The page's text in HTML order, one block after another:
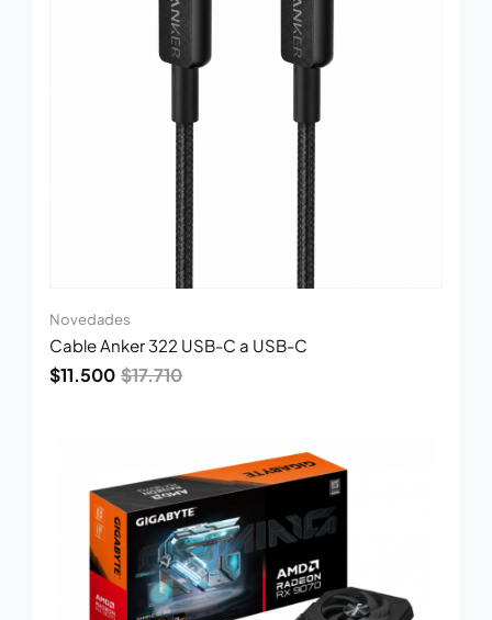
Novedades
Cable Anker 322 USB-C a USB-C
$17.710
$11.500